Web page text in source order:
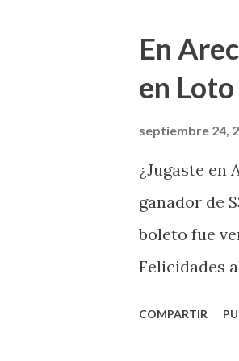
la farmacia
San
En
en
septiembre 24,
¿Jugaste en
ganador de
boleto fue
Felicidades
COMPARTIR